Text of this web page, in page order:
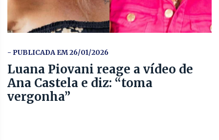
- PUBLICADA EM 26/01/2026
Luana Piovani reage a vídeo de
Ana Castela e diz: “toma
vergonha”